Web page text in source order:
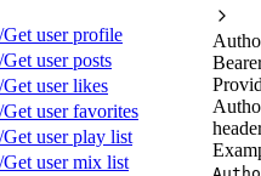
user profile
user posts
user likes
user favorites
user play list
user mix list